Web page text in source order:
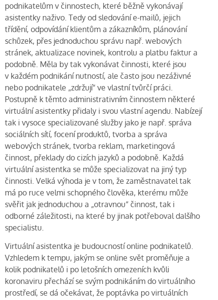
podnikatelům v činnostech, které běžně vykonávají
asistentky naživo. Tedy od sledování e-mailů, jejich
třídění, odpovídání klientům a zákazníkům, plánování
schůzek, přes jednoduchou správu např. webových
stránek, aktualizace novinek, kontrolu a platbu faktur a
podobně. Měla by tak vykonávat činnosti, které jsou
v každém podnikání nutností, ale často jsou nezáživné
nebo podnikatele „zdržují“ ve vlastní tvůrčí práci.
Postupně k těmto administrativním činnostem některé
virtuální asistentky přidaly i svou vlastní agendu. Nabízejí
tak i vysoce specializované služby jako je např. správa
sociálních sítí, focení produktů, tvorba a správa
webových stránek, tvorba reklam, marketingová
činnost, překlady do cizích jazyků a podobně. Každá
virtuální asistentka se může specializovat na jiný typ
činnosti. Velká výhoda je v tom, že zaměstnavatel tak
má po ruce velmi schopného člověka, kterému může
svěřit jak jednoduchou a „otravnou“ činnost, tak i
odborné záležitosti, na které by jinak potřeboval dalšího
specialistu.
Virtuální asistentka je budoucností online podnikatelů.
Vzhledem k tempu, jakým se online svět proměňuje a
kolik podnikatelů i po letošních omezeních kvůli
koronaviru přechází se svým podnikáním do virtuálního
prostředí, se dá očekávat, že poptávka po virtuálních